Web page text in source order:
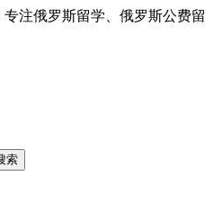
专注俄罗斯留学、俄罗斯公费留